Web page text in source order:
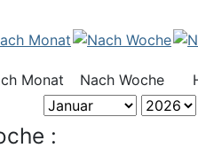
Monat Nach Woche
: